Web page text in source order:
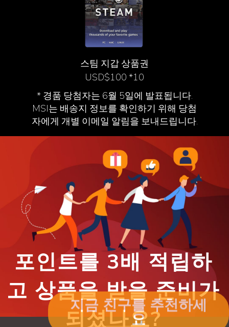
스팀 지갑 상품권
USD$100 *10
* 경품 당첨자는 6월 5일에 발표됩니다.
MSI는 배송지 정보를 확인하기 위해 당첨
자에게 개별 이메일 알림을 보내드립니다.
포인트를 3배 적립하
고 상품을 받을 준비가
되셨나요?
지금 친구를 추천하세
요